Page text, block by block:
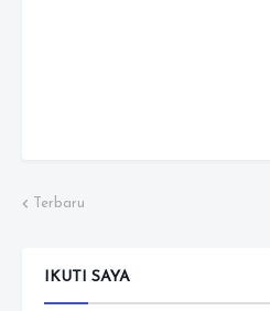
Terbaru
IKUTI SAYA